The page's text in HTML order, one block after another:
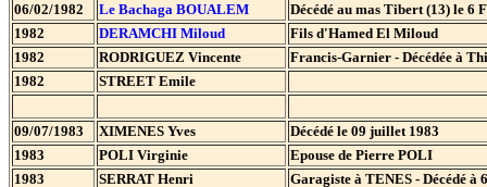
06/02/1982 Le Bachaga BOUALEM
Décédé au mas Tibert (13) le 6
1982
DERAMCHI Miloud
Fils d'Hamed El Miloud
1982
RODRIGUEZ Vincente
Francis-Garnier - Décédée à
1982
STREET Emile
09/07/1983 XIMENES Yves
Décédé le 09 juillet 1983
1983
POLI Virginie
Epouse de Pierre POLI
1983
SERRAT Henri Garagiste à TENES - Décédé à